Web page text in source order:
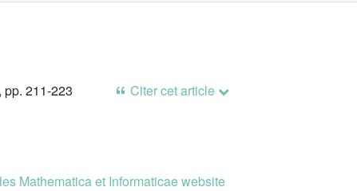
211-223
Citer cet article
Mathematica et Informaticae website